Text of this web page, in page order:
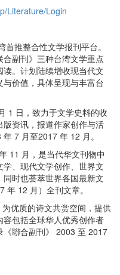
Literature/Login
推整合性文学报刊平台。
副刊》三种台湾文学重点
。计划陆续增收现当代文
价值，具体呈现与丰富台
1 日，致力于文学史料的收
资讯，报道作家创作与活
7 月至2017 年 12 月。
11 月，是当代华文刊物中
、现代文学创作、世界文
时也荟萃世界各国最新文
12 月）全刊文章。
优质的诗文共赏空间，提供
包括全球华人优秀创作者
《聯合副刊》 2003 至 2017